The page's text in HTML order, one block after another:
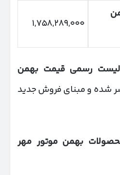
۱,۷۵۸,۲۸۹,۰۰۰
لیست رسمی قیمت بهمن
شده و مبنای فروش جدید
بهمن موتور مهر